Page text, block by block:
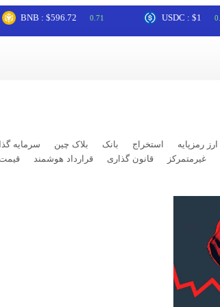
: $596.72 0.71 USDC : $1 0.01
ارز رمزپایه استخراج بانک بلاک چین سرمایه
غیرمتمرکز قانون گذاری قرارداد هوشمند